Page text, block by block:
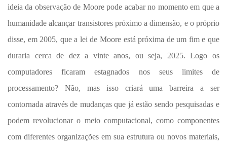
ideia da observação de Moore pode acabar no momento em que a
humanidade alcançar transistores próximo a dimensão, e o próprio
disse, em 2005, que a lei de Moore está próxima de um fim e que
duraria cerca de dez a vinte anos, ou seja, 2025. Logo os
computadores ficaram estagnados nos seus limites de
processamento? Não, mas isso criará uma barreira a ser
contornada através de mudanças que já estão sendo pesquisadas e
podem revolucionar o meio computacional, como componentes
com diferentes organizações em sua estrutura ou novos materiais,